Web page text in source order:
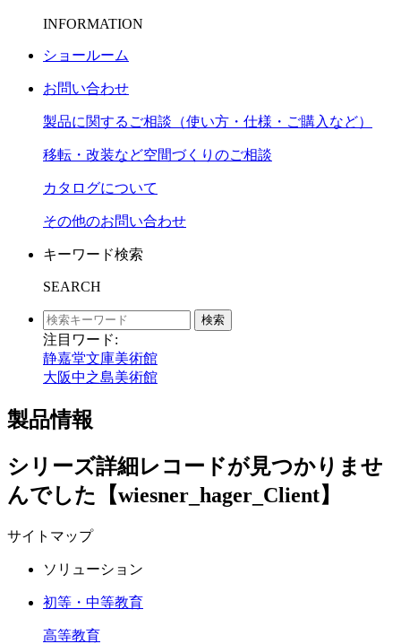
INFORMATION
ショールーム
お問い合わせ
製品に関するご相談（使い方・仕様・ご購入など）
移転・改装など空間づくりのご相談
カタログについて
その他のお問い合わせ
キーワード検索
SEARCH
検索
注目ワード:
静嘉堂文庫美術館
大阪中之島美術館
製品情報
シリーズ詳細レコードが見つかりませ
んでした【wiesner_hager_Client】
サイトマップ
ソリューション
初等・中等教育
高等教育